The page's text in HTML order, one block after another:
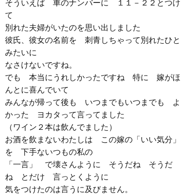
そういえば 車のナンバーに １１－２２とつけ
て
別れた夫婦がいたのを思い出しました
彼氏、彼女の名前を 刺青しちゃって別れたひと
みたいに
なさけないですね。
でも 本当にうれしかったですね 特に 嫁がほ
んとに喜んでいて
みんなが帰って後も いつまでもいつまでも よ
かった ヨカタって言ってました
（ワイン２本は飲んでました）
お酒を飲まないわたしは この嫁の「いい気分」
を 下手ないつもの私の
「一言」 で壊さんように そうだね そうだ
ね とだけ 言っとくように
気をつけたのは言うに及びません。